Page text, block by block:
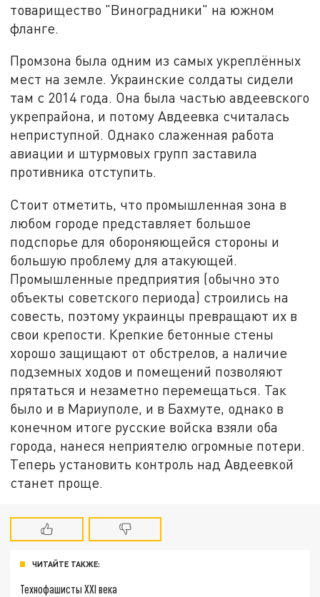
товарищество "Виноградники" на южном
фланге.
Промзона была одним из самых укреплённых
мест на земле. Украинские солдаты сидели
там с 2014 года. Она была частью авдеевского
укрепрайона, и потому Авдеевка считалась
неприступной. Однако слаженная работа
авиации и штурмовых групп заставила
противника отступить.
Стоит отметить, что промышленная зона в
любом городе представляет большое
подспорье для обороняющейся стороны и
большую проблему для атакующей.
Промышленные предприятия (обычно это
объекты советского периода) строились на
совесть, поэтому украинцы превращают их в
свои крепости. Крепкие бетонные стены
хорошо защищают от обстрелов, а наличие
подземных ходов и помещений позволяют
прятаться и незаметно перемещаться. Так
было и в Мариуполе, и в Бахмуте, однако в
конечном итоге русские войска взяли оба
города, нанеся неприятелю огромные потери.
Теперь установить контроль над Авдеевкой
станет проще.
ЧИТАЙТЕ ТАКЖЕ:
Технофашисты XXI века